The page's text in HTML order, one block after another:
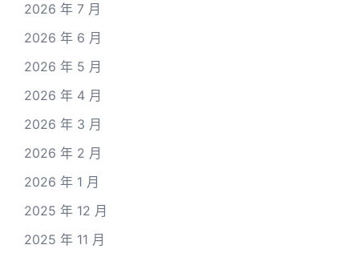
2026 年 7 月
2026 年 6 月
2026 年 5 月
2026 年 4 月
2026 年 3 月
2026 年 2 月
2026 年 1 月
2025 年 12 月
2025 年 11 月